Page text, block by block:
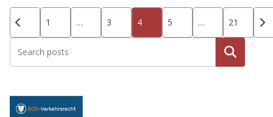
der
Beiträge
1 … 3 4 5 … 21
Suche